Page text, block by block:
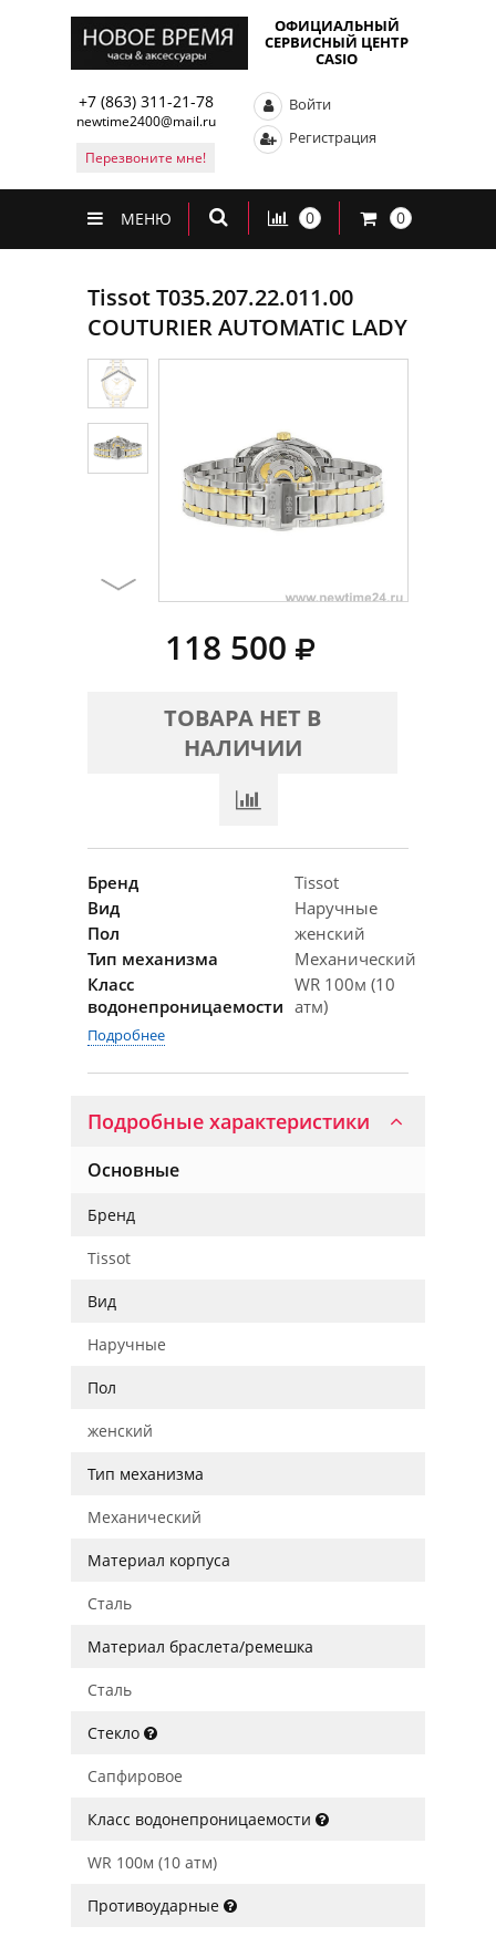
ОФИЦИАЛЬНЫЙ
СЕРВИСНЫЙ ЦЕНТР
CASIO
+7 (863) 311-21-78
newtime2400@mail.ru
Перезвоните мне!
Войти
Регистрация
МЕНЮ 0 0
Tissot T035.207.22.011.00
COUTURIER AUTOMATIC LADY
118 500
ТОВАРА НЕТ В
НАЛИЧИИ
Бренд
Tissot
Вид
Наручные
Пол
женский
Тип механизма
Механический
Класс
водонепроницаемости
WR 100м (10
атм)
Подробнее
Подробные характеристики
Основные
Бренд
Tissot
Вид
Наручные
Пол
женский
Тип механизма
Механический
Материал корпуса
Сталь
Материал браслета/ремешка
Сталь
Стекло
Сапфировое
Класс водонепроницаемости
WR 100м (10 атм)
Противоударные